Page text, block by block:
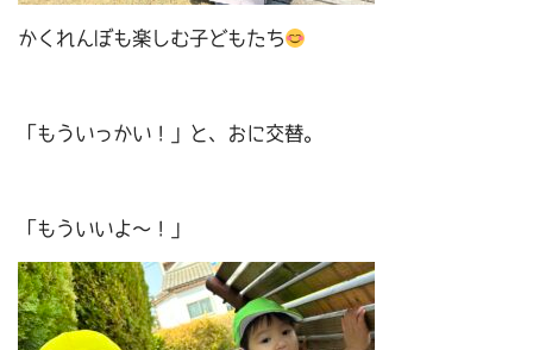
かくれんぼも楽しむ子どもたち
「もういっかい！」と、おに交替。
「もういいよ～！」